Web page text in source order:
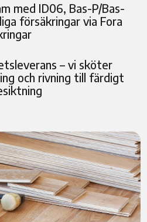
med ID06, Bas-P/Bas-
försäkringar via Fora
– vi sköter
och rivning till färdigt